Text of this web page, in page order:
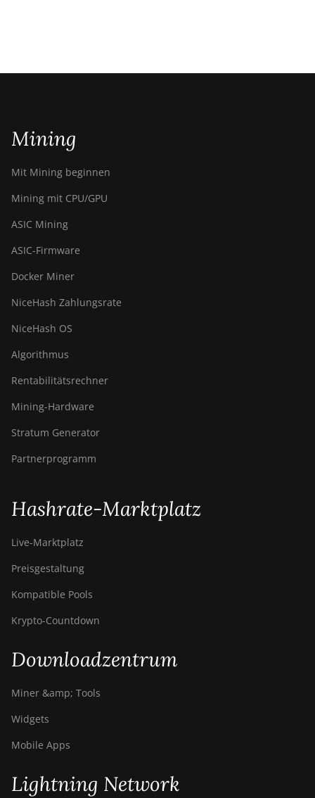
Mining
Mit Mining beginnen
Mining mit CPU/GPU
ASIC Mining
ASIC-Firmware
Docker Miner
NiceHash Zahlungsrate
NiceHash OS
Algorithmus
Rentabilitätsrechner
Mining-Hardware
Stratum Generator
Partnerprogramm
Hashrate-Marktplatz
Live-Marktplatz
Preisgestaltung
Kompatible Pools
Krypto-Countdown
Downloadzentrum
Miner &amp; Tools
Widgets
Mobile Apps
Lightning Network